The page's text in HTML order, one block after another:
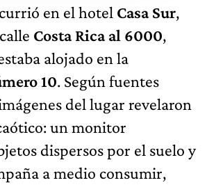
en el hotel Casa Sur,
Costa Rica al 6000,
alojado en la
10. Según fuentes
del lugar revelaron
un monitor
dispersos por el suelo y
a medio consumir,